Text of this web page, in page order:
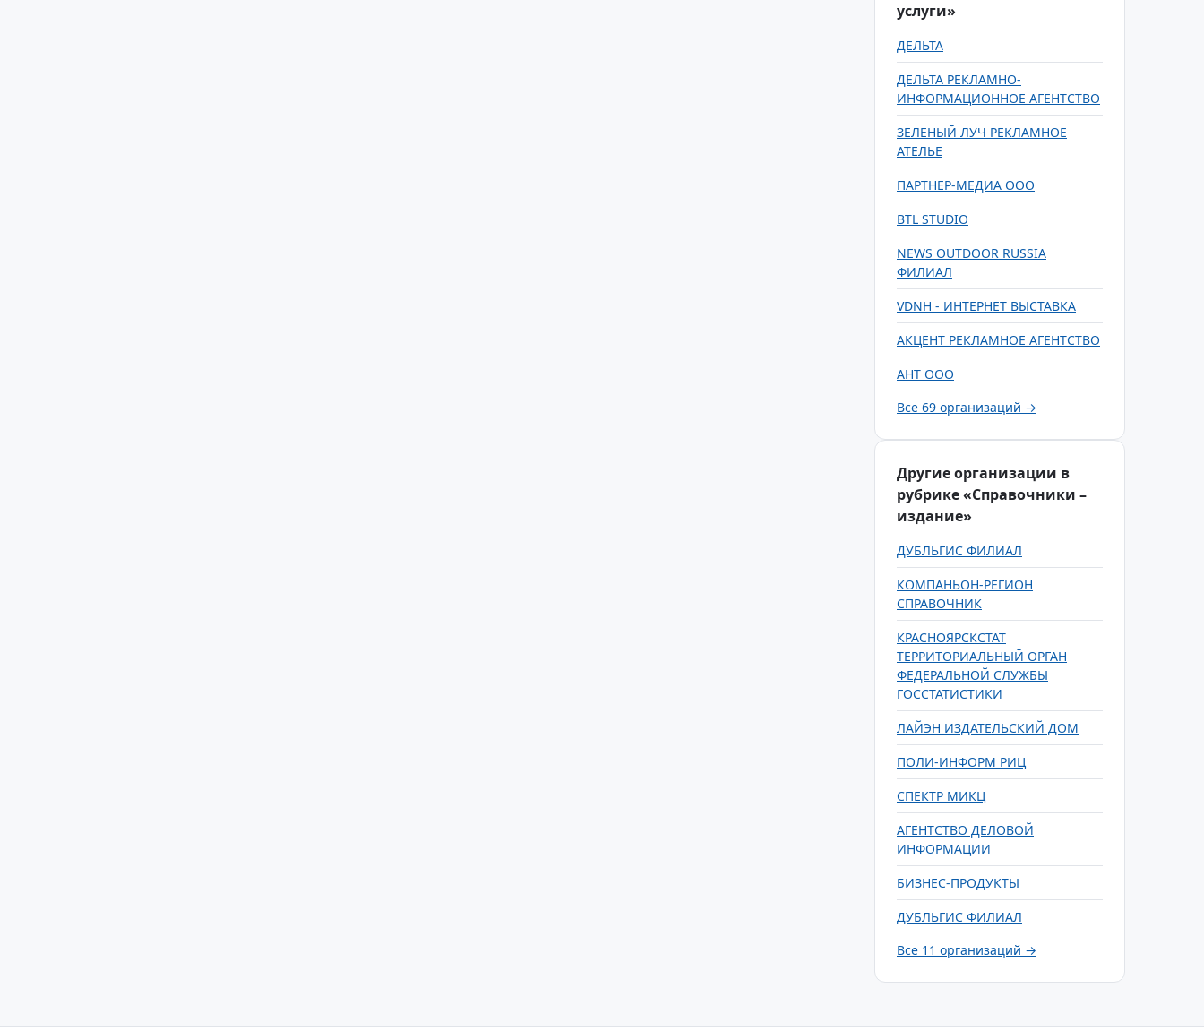
услуги»
ДЕЛЬТА
ДЕЛЬТА РЕКЛАМНО-
ИНФОРМАЦИОННОЕ АГЕНТСТВО
ЗЕЛЕНЫЙ ЛУЧ РЕКЛАМНОЕ
АТЕЛЬЕ
ПАРТНЕР-МЕДИА ООО
BTL STUDIO
NEWS OUTDOOR RUSSIA
ФИЛИАЛ
VDNH - ИНТЕРНЕТ ВЫСТАВКА
АКЦЕНТ РЕКЛАМНОЕ АГЕНТСТВО
АНТ ООО
Все 69 организаций →
Другие организации в
рубрике «Справочники –
издание»
ДУБЛЬГИС ФИЛИАЛ
КОМПАНЬОН-РЕГИОН
СПРАВОЧНИК
КРАСНОЯРСКСТАТ
ТЕРРИТОРИАЛЬНЫЙ ОРГАН
ФЕДЕРАЛЬНОЙ СЛУЖБЫ
ГОССТАТИСТИКИ
ЛАЙЭН ИЗДАТЕЛЬСКИЙ ДОМ
ПОЛИ-ИНФОРМ РИЦ
СПЕКТР МИКЦ
АГЕНТСТВО ДЕЛОВОЙ
ИНФОРМАЦИИ
БИЗНЕС-ПРОДУКТЫ
ДУБЛЬГИС ФИЛИАЛ
Все 11 организаций →